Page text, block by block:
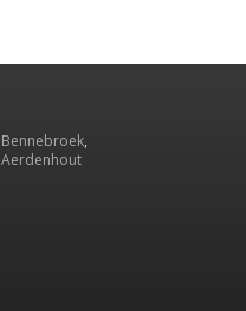
Bennebroek,
Aerdenhout